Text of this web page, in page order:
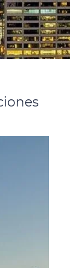
con
y análisis